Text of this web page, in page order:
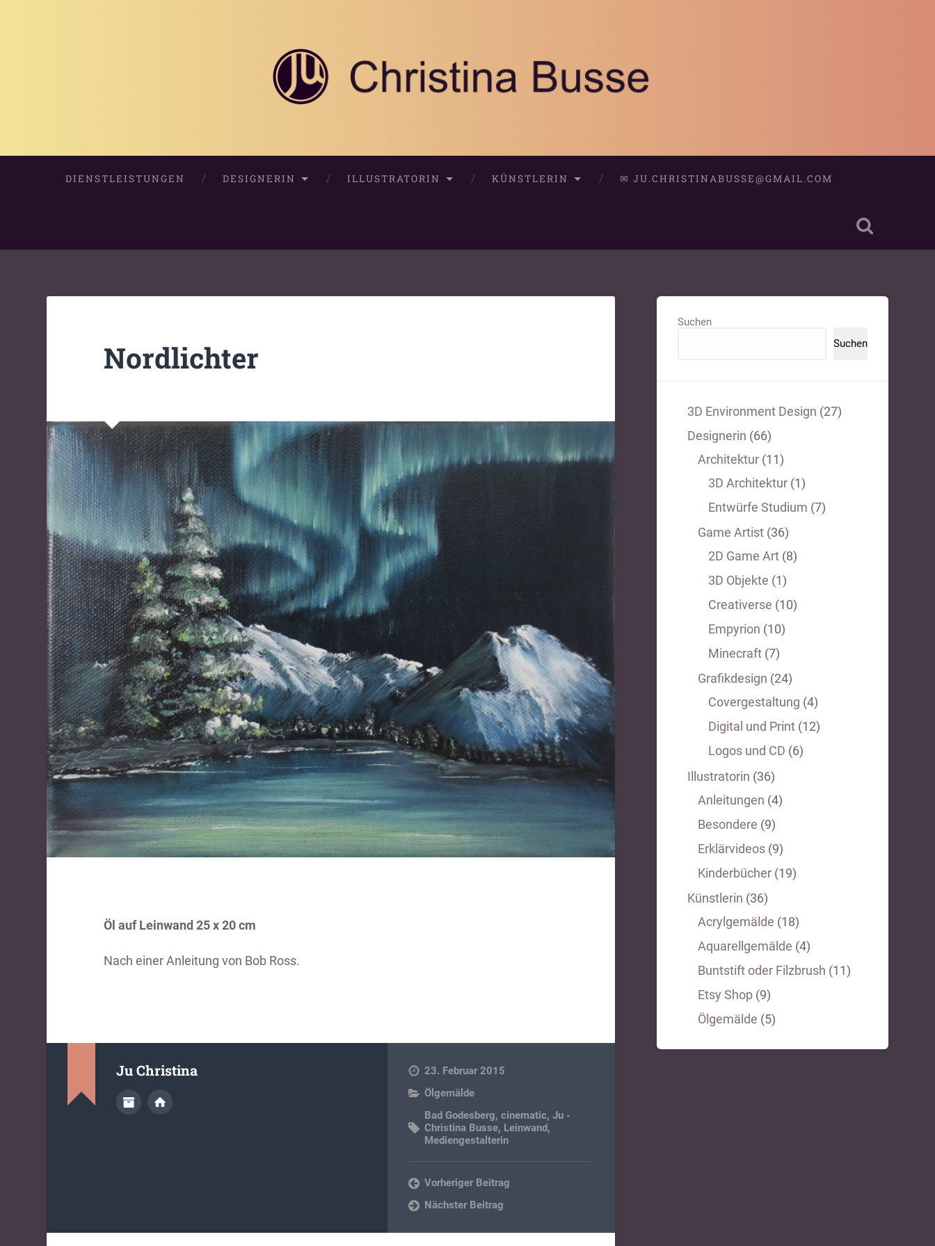
DIENSTLEISTUNGEN DESIGNERIN ILLUSTRATORIN KÜNSTLERIN ✉JU.CHRISTINABUSSE@GMAIL.COM
Nordlichter
Öl auf Leinwand 25 x 20 cm
Nach einer Anleitung von Bob Ross.
Ju Christina
23. Februar 2015
Ölgemälde
Bad Godesberg,cinematic,Ju -
Christina Busse, Leinwand,
Mediengestalterin
Vorheriger Beitrag
Nächster Beitrag
Suchen
Suchen
3D Environment Design (27)
Designerin (66)
Architektur (11)
3D Architektur (1)
Entwürfe Studium (7)
Game Artist (36)
2D Game Art (8)
3D Objekte (1)
Creativerse (10)
Empyrion (10)
Minecraft (7)
Grafikdesign (24)
Covergestaltung (4)
Digital und Print (12)
Logos und CD (6)
Illustratorin (36)
Anleitungen (4)
Besondere (9)
Erklärvideos (9)
Kinderbücher (19)
Künstlerin (36)
Acrylgemälde (18)
Aquarellgemälde (4)
Buntstift oder Filzbrush (11)
Etsy Shop (9)
Ölgemälde (5)